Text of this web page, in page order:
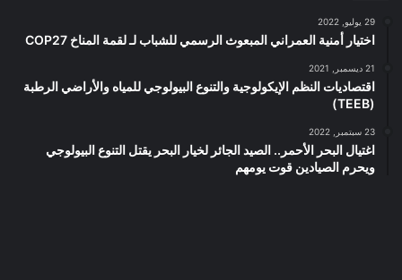
29 يوليو, 2022
اختيار أمنية العمراني المبعوث الرسمي للشباب لـ لقمة المناخ COP27
21 ديسمبر, 2021
اقتصاديات النظم الإيكولوجية والتنوع البيولوجي للمياه والأراضي الرطبة
(TEEB)
23 سبتمبر, 2022
اغتيال البحر الأحمر.. الصيد الجائر لخيار البحر يقتل التنوع البيولوجي
ويحرم الصيادين قوت يومهم